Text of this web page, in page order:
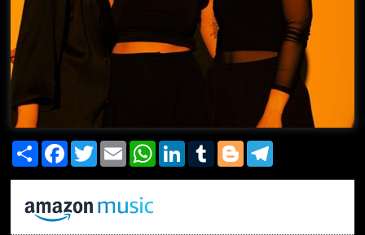
Share FacebookTwitterEmail WhatsAppLinkedInTumblrBlogger